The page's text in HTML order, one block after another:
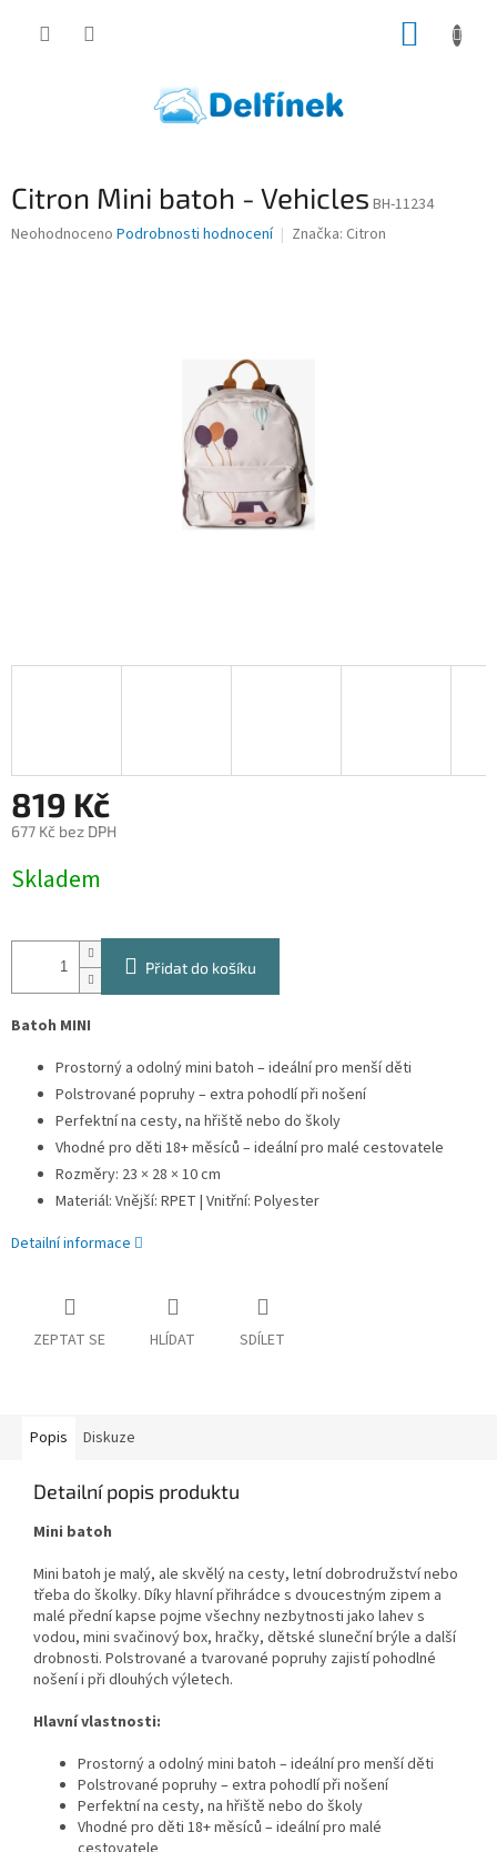
Citron Mini batoh - Vehicles BH-11234
Průměrné
Neohodnoceno Podrobnosti hodnocení Značka: Citron
819 Kč
677 Kč bez DPH
cena:
Skladem
Přidat do košíku
Batoh MINI
Prostorný a odolný mini batoh – ideální pro menší děti
Polstrované popruhy – extra pohodlí při nošení
Perfektní na cesty, na hřiště nebo do školy
Vhodné pro děti 18+ měsíců – ideální pro malé cestovatele
Rozměry: 23 × 28 × 10 cm
Materiál: Vnější: RPET | Vnitřní: Polyester
Detailní informace
ZEPTAT SE HLÍDAT SDÍLET
Popis Diskuze
Detailní popis produktu
Mini batoh
Mini batoh je malý, ale skvělý na cesty, letní dobrodružství nebo
třeba do školky. Díky hlavní přihrádce s dvoucestným zipem a
malé přední kapse pojme všechny nezbytnosti jako lahev s
vodou, mini svačinový box, hračky, dětské sluneční brýle a další
drobnosti. Polstrované a tvarované popruhy zajistí pohodlné
nošení i při dlouhých výletech.
Hlavní vlastnosti:
Prostorný a odolný mini batoh – ideální pro menší děti
Polstrované popruhy – extra pohodlí při nošení
Perfektní na cesty, na hřiště nebo do školy
Vhodné pro děti 18+ měsíců – ideální pro malé